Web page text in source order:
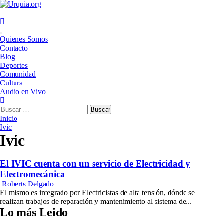
Saltar
contenido
Menú
principal
Quienes Somos
Contacto
Blog
Deportes
Comunidad
Cultura
Audio en Vivo
Buscar:
Inicio
Ivic
Ivic
El IVIC cuenta con un servicio de Electricidad y
Electromecánica
Roberts Delgado
El mismo es integrado por Electricistas de alta tensión, dónde se
realizan trabajos de reparación y mantenimiento al sistema de...
Lo más Leido